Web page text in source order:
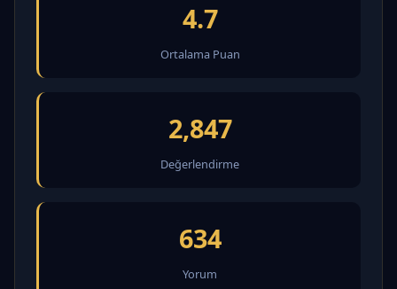
4.7
Ortalama Puan
2,847
Değerlendirme
634
Yorum